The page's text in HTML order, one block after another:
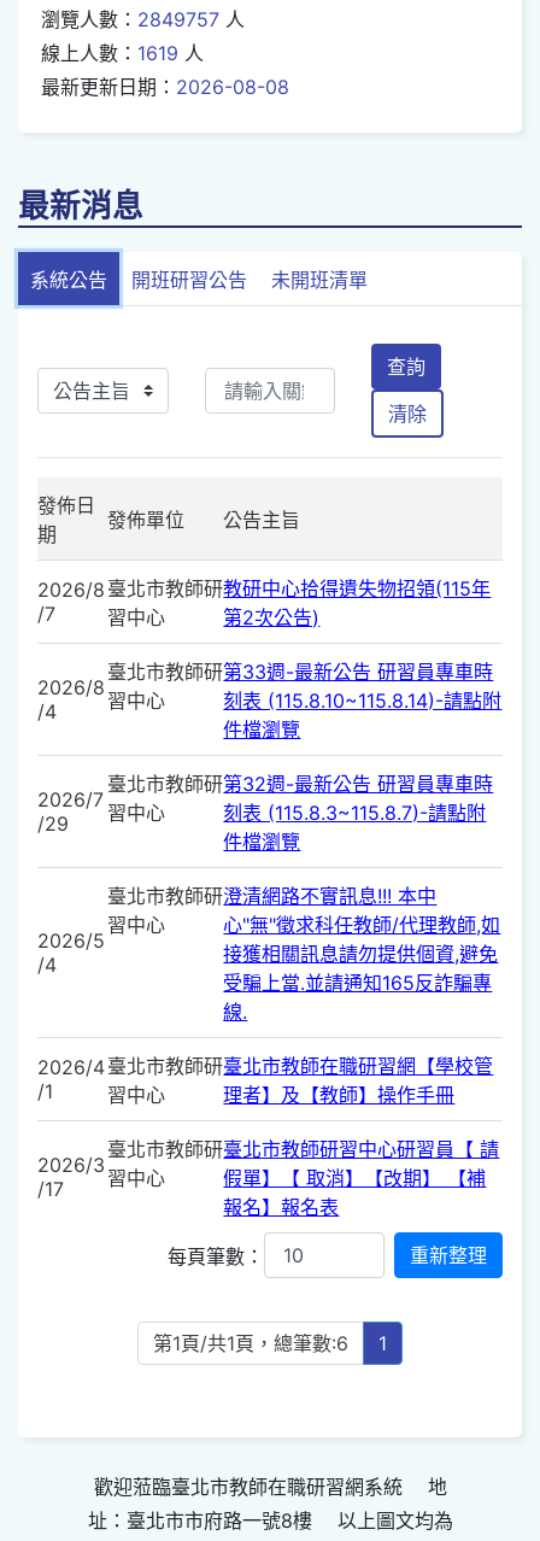
瀏覽人數： 2849757 人
線上人數： 1619 人
最新更新日期： 2026-08-08
最新消息
系統公告 開班研習公告 未開班清單
查詢
清除
發佈日
期
發佈單位 公告主旨
2026/8
/7
臺北市教師研
習中心
教研中心拾得遺失物招領(115年
第2次公告)
2026/8
/4
臺北市教師研
習中心
第33週-最新公告 研習員專車時
刻表 (115.8.10~115.8.14)-請點附
件檔瀏覽
2026/7
/29
臺北市教師研
習中心
第32週-最新公告 研習員專車時
刻表 (115.8.3~115.8.7)-請點附
件檔瀏覽
2026/5
/4
臺北市教師研
習中心
澄清網路不實訊息!!! 本中
心"無"徵求科任教師/代理教師,如
接獲相關訊息請勿提供個資,避免
受騙上當.並請通知165反詐騙專
線.
2026/4
/1
臺北市教師研
習中心
臺北市教師在職研習網【學校管
理者】及【教師】操作手冊
2026/3
/17
臺北市教師研
習中心
臺北市教師研習中心研習員【 請
假單】【 取消】【改期】 【補
報名】報名表
每頁筆數：
第1頁/共1頁，總筆數:6 1
歡迎蒞臨臺北市教師在職研習網系統 地
址：臺北市市府路一號8樓 以上圖文均為